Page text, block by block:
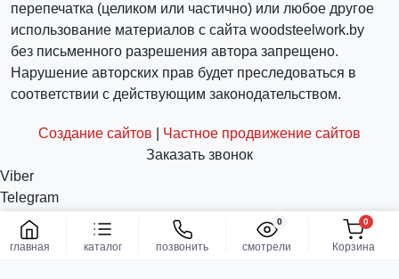
главная каталог смотрели
0
позвонить Корзина
0
Заказать
перепечатка (целиком или частично) или любое другое
использование материалов с сайта woodsteelwork.by
без письменного разрешения автора запрещено.
Нарушение авторских прав будет преследоваться в
соответствии с действующим законодательством.
Создание сайтов
Частное продвижение сайтов
Заказать звонок
Viber
Telegram
WhatsApp
info@woodsteelwork.by